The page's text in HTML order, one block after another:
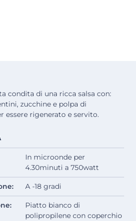
condita di una ricca salsa con:
zucchine e polpa di
essere rigenerato e servito.
In microonde per
4.30minuti a 750watt
A -18 gradi
Piatto bianco di
polipropilene con coperchio